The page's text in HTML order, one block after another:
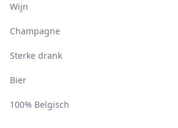
Wijn
Champagne
Sterke drank
Bier
100% Belgisch